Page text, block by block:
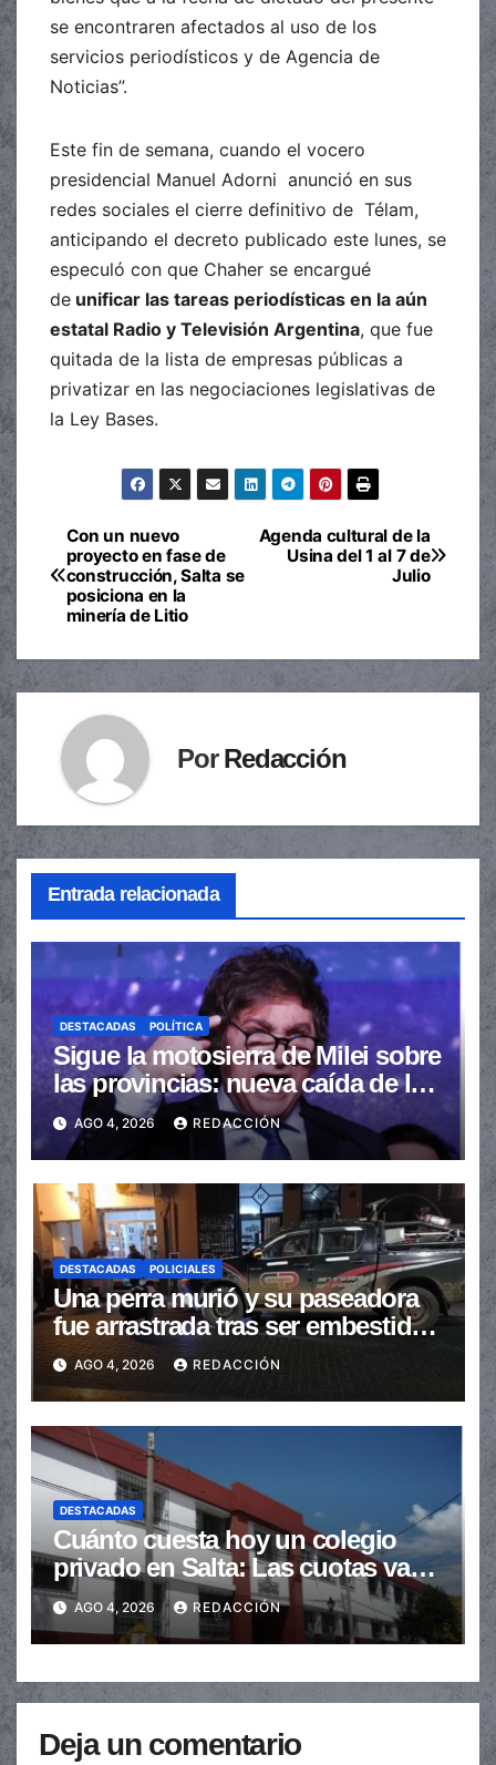
se encontraren afectados al uso de los
servicios periodísticos y de Agencia de
Noticias”.
Este fin de semana, cuando el vocero
presidencial Manuel Adorni anunció en sus
redes sociales el cierre definitivo de Télam,
anticipando el decreto publicado este lunes, se
especuló con que Chaher se encargué
de unificar las tareas periodísticas en la aún
estatal Radio y Televisión Argentina, que fue
quitada de la lista de empresas públicas a
privatizar en las negociaciones legislativas de
la Ley Bases.
Navegación
de
Agenda cultural de la
Usina del 1 al 7 de
Julio
Con un nuevo
proyecto en fase de
construcción, Salta se
posiciona en la
minería de Litio
PorRedacción
Entrada relacionada
DESTACADAS POLÍTICA
Sigue la motosierra de Milei sobre
las provincias: nueva caída de las
transferencias no automáticas
AGO 4, 2026 REDACCIÓN
DESTACADAS POLICIALES
Una perra murió y su paseadora
fue arrastrada tras ser embestidas
en la senda peatonal
AGO 4, 2026 REDACCIÓN
DESTACADAS
Cuánto cuesta hoy un colegio
privado en Salta: Las cuotas van
de $110.000 a más de $600.000
AGO 4, 2026 REDACCIÓN
Deja un comentario